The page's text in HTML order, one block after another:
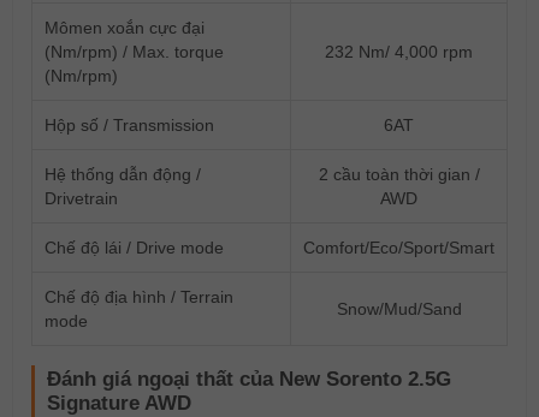
Mômen xoắn cực đại
(Nm/rpm) / Max. torque
(Nm/rpm)
232 Nm/ 4,000 rpm
Hộp số / Transmission 6AT
Hệ thống dẫn động /
Drivetrain
2 cầu toàn thời gian /
AWD
Chế độ lái / Drive mode Comfort/Eco/Sport/Smart
Chế độ địa hình / Terrain
mode
Snow/Mud/Sand
Đánh giá ngoại thất của New Sorento 2.5G
Signature AWD